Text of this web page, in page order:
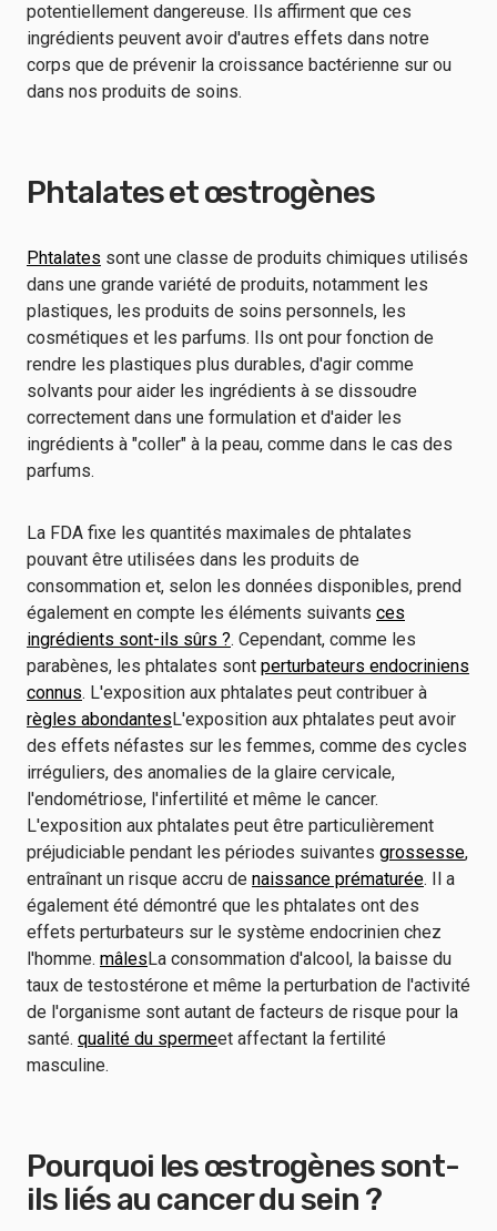
potentiellement dangereuse. Ils affirment que ces
ingrédients peuvent avoir d'autres effets dans notre
corps que de prévenir la croissance bactérienne sur ou
dans nos produits de soins.
Phtalates et œstrogènes
Phtalates sont une classe de produits chimiques utilisés
dans une grande variété de produits, notamment les
plastiques, les produits de soins personnels, les
cosmétiques et les parfums. Ils ont pour fonction de
rendre les plastiques plus durables, d'agir comme
solvants pour aider les ingrédients à se dissoudre
correctement dans une formulation et d'aider les
ingrédients à "coller" à la peau, comme dans le cas des
parfums.
La FDA fixe les quantités maximales de phtalates
pouvant être utilisées dans les produits de
consommation et, selon les données disponibles, prend
également en compte les éléments suivants ces
ingrédients sont-ils sûrs ?. Cependant, comme les
parabènes, les phtalates sont perturbateurs endocriniens
connus. L'exposition aux phtalates peut contribuer à
règles abondantesL'exposition aux phtalates peut avoir
des effets néfastes sur les femmes, comme des cycles
irréguliers, des anomalies de la glaire cervicale,
l'endométriose, l'infertilité et même le cancer.
L'exposition aux phtalates peut être particulièrement
préjudiciable pendant les périodes suivantes grossesse,
entraînant un risque accru de naissance prématurée. Il a
également été démontré que les phtalates ont des
effets perturbateurs sur le système endocrinien chez
l'homme. mâlesLa consommation d'alcool, la baisse du
taux de testostérone et même la perturbation de l'activité
de l'organisme sont autant de facteurs de risque pour la
santé. qualité du spermeet affectant la fertilité
masculine.
Pourquoi les œstrogènes sont-
ils liés au cancer du sein ?